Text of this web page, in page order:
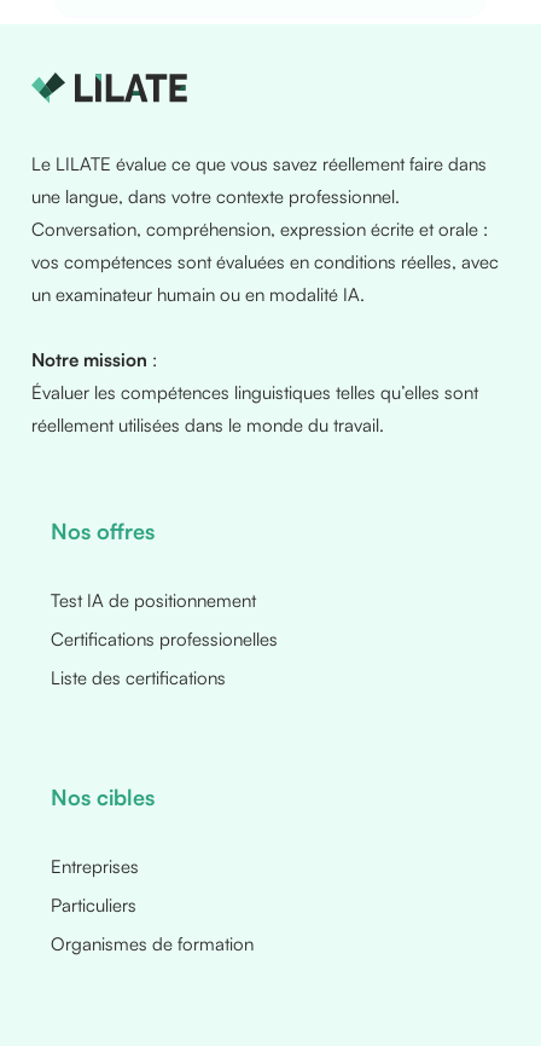
Le LILATE évalue ce que vous savez réellement faire dans
une langue, dans votre contexte professionnel.
Conversation, compréhension, expression écrite et orale :
vos compétences sont évaluées en conditions réelles, avec
un examinateur humain ou en modalité IA.
Notre mission :
Évaluer les compétences linguistiques telles qu’elles sont
réellement utilisées dans le monde du travail.
Nos offres
Test IA de positionnement
Certifications professionelles
Liste des certifications
Nos cibles
Entreprises
Particuliers
Organismes de formation